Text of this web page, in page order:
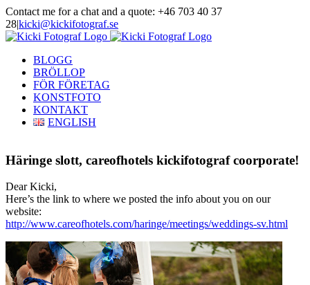
Skip
to
content
Contact me for a chat and a quote: +46 703 40 37
28|kicki@kickifotograf.se
Instagram
Facebook
BLOGG
BRÖLLOP
FÖR FÖRETAG
KONSTFOTO
KONTAKT
ENGLISH
Häringe slott, careofhotels kickifotograf coorporate!
Dear Kicki,
Here’s the link to where we posted the info about you on our
website:
http://www.careofhotels.com/haringe/meetings/weddings-sv.html